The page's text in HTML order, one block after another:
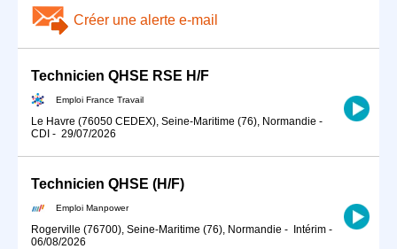
Créer une alerte e-mail
Technicien QHSE RSE H/F
Emploi France Travail
Le Havre (76050 CEDEX), Seine-Maritime (76), Normandie -
CDI - 29/07/2026
Technicien QHSE (H/F)
Emploi Manpower
Rogerville (76700), Seine-Maritime (76), Normandie - Intérim -
06/08/2026